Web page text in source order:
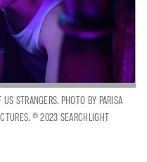
STRANGERS. PHOTO BY PARISA
© 2023 SEARCHLIGHT